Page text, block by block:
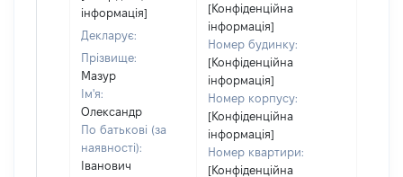
інформація]
Декларує:
Прізвище:
Мазур
Ім'я:
Олександр
По батькові (за
наявності):
Іванович
[Конфіденційна
інформація]
Номер будинку:
[Конфіденційна
інформація]
Номер корпусу:
[Конфіденційна
інформація]
Номер квартири:
[Конфіденційна